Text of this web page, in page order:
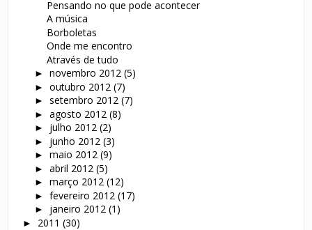
Pensando no que pode acontecer
A música
Borboletas
Onde me encontro
Através de tudo
► novembro 2012 (5)
► outubro 2012 (7)
► setembro 2012 (7)
► agosto 2012 (8)
► julho 2012 (2)
► junho 2012 (3)
► maio 2012 (9)
► abril 2012 (5)
► março 2012 (12)
► fevereiro 2012 (17)
► janeiro 2012 (1)
► 2011(30)